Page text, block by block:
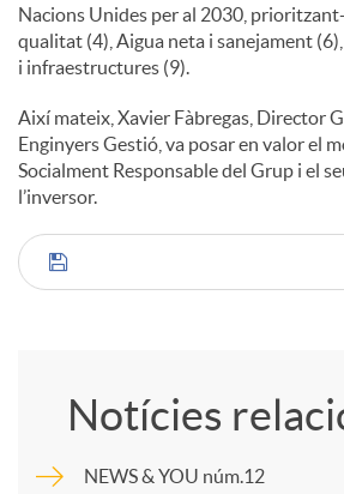
u
t
s
Nacions Unides per al 2030,
qualitat (4), Aigua neta i sanejament
i infraestructures (9).
Així mateix, Xavier Fàbregas, Director
Enginyers Gestió, va posar en valor el
Socialment Responsable del Grup i el
l’inversor.
C
Notícies
NEWS & YOU núm.12